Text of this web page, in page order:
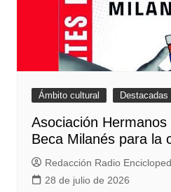
Ámbito cultural Destacadas
Asociación
Beca Milanés para la
Redacción Radio
28 de julio de 2026